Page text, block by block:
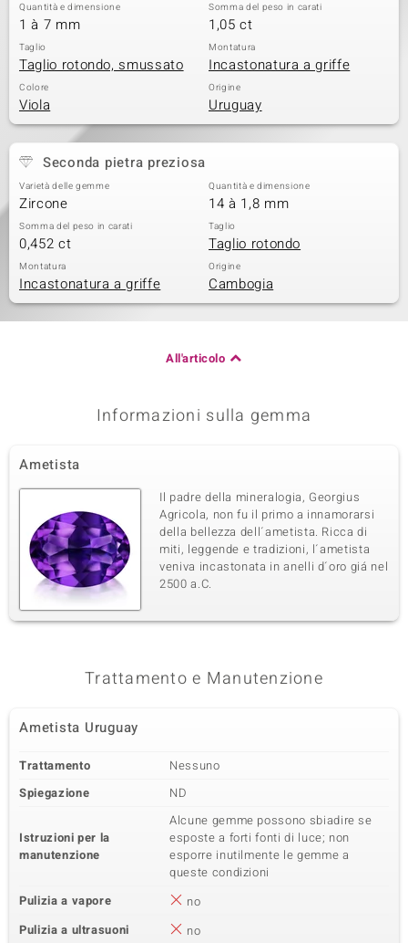
Quantità e dimensione
1 à 7 mm
Somma del peso in carati
1,05 ct
Taglio
Taglio rotondo, smussato
Montatura
Incastonatura a griffe
Colore
Viola
Origine
Uruguay
Seconda pietra preziosa
Varietà delle gemme
Zircone
Quantità e dimensione
14 à 1,8 mm
Somma del peso in carati
0,452 ct
Taglio
Taglio rotondo
Montatura
Incastonatura a griffe
Origine
Cambogia
All'articolo
Informazioni sulla gemma
Ametista
Il padre della mineralogia, Georgius
Agricola, non fu il primo a innamorarsi
della bellezza dell´ametista. Ricca di
miti, leggende e tradizioni, l´ametista
veniva incastonata in anelli d´oro giá nel
2500 a.C.
Trattamento e Manutenzione
Ametista Uruguay
Trattamento
Nessuno
Spiegazione
ND
Istruzioni per la
manutenzione
Alcune gemme possono sbiadire se
esposte a forti fonti di luce; non
esporre inutilmente le gemme a
queste condizioni
Pulizia a vapore
no
Pulizia a ultrasuoni
no